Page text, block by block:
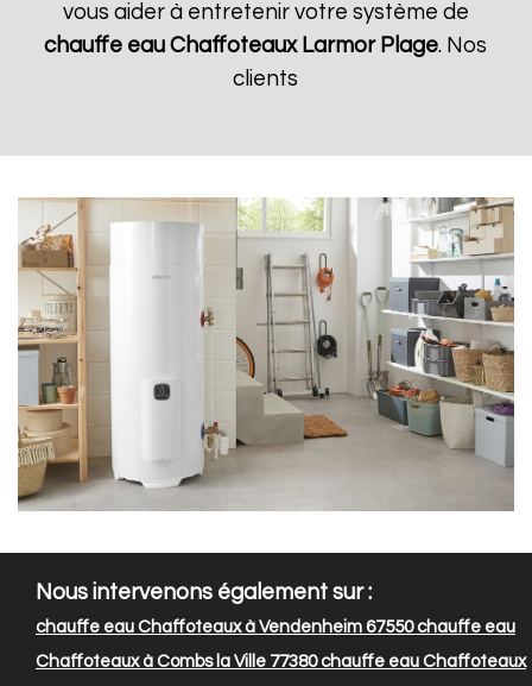
vous aider à entretenir votre système de
chauffe eau Chaffoteaux Larmor Plage. Nos
clients
Nous intervenons également sur :
chauffe eau Chaffoteaux à Vendenheim 67550chauffe eau
Chaffoteaux à Combs la Ville 77380chauffe eau Chaffoteaux